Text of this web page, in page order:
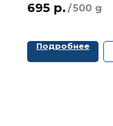
специй.
695 р. /500 g
Подробнее